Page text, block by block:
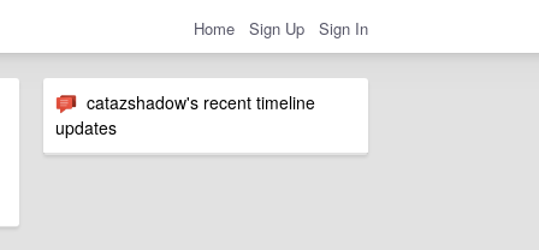
Home Sign Up Sign In
catazshadow's recent timeline
updates